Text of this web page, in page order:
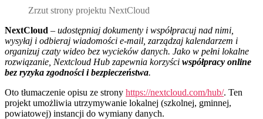
Zrzut strony projektu NextCloud
NextCloud – udostępniaj dokumenty i współpracuj nad nimi,
wysyłaj i odbieraj wiadomości e-mail, zarządzaj kalendarzem i
organizuj czaty wideo bez wycieków danych. Jako w pełni lokalne
rozwiązanie, Nextcloud Hub zapewnia korzyści współpracy online
bez ryzyka zgodności i bezpieczeństwa.
Oto tłumaczenie opisu ze strony https://nextcloud.com/hub/. Ten
projekt umożliwia utrzymywanie lokalnej (szkolnej, gminnej,
powiatowej) instancji do wymiany danych.